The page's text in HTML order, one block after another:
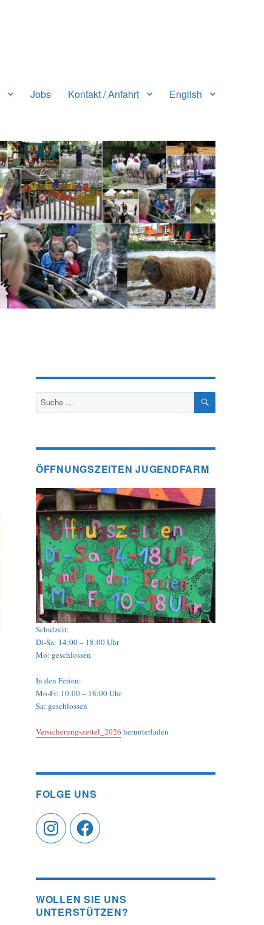
Jobs Kontakt / Anfahrt English
Suche
nach:
SUCHEN
ÖFFNUNGSZEITEN JUGENDFARM
Schulzeit:
Di-Sa: 14:00 – 18:00 Uhr
Mo: geschlossen
In den Ferien:
Mo-Fr: 10:00 – 18:00 Uhr
Sa: geschlossen
Versicherungszettel_2026 herunterladen
FOLGE UNS
InstagramFacebook
WOLLEN SIE UNS
UNTERSTÜTZEN?